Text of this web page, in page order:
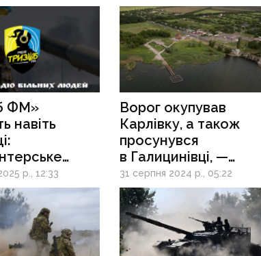
ФМ»
навіть
мовило
працює
р., 12:33
Ворог окупував
Карлівку, а також
просунувся
в Галицинівці, —
DeepState
31 серпня 2024 р., 05:22